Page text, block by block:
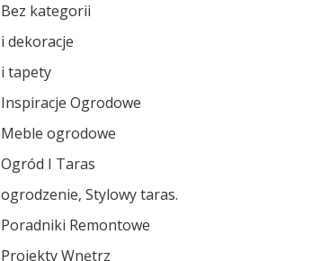
Bez kategorii
i dekoracje
i tapety
Inspiracje Ogrodowe
Meble ogrodowe
Ogród I Taras
ogrodzenie, Stylowy taras.
Poradniki Remontowe
Projekty Wnętrz